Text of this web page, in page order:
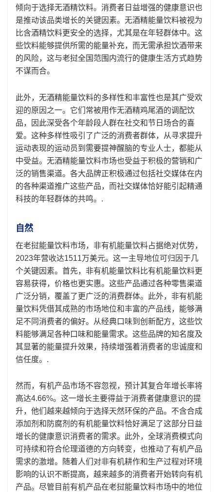
倾向于选择无酒精饮料。消费者日益增强的健康意识也
是推动该品类增长的关键因素。无酒精能量饮料被视为
比含酒精饮料更安全的选择，尤其是在年轻群体中。这
些饮料能够提供所需的能量补充，而无需承担饮酒带来
的风险，这与老挝全国范围内流行的健康生活方式趋势
不谋而合。
此外，无酒精能量饮料的多样性和丰富性也是其广受欢
迎的原因之一。它们常被用作无酒精鸡尾酒的调配饮
品，因此深受各个年龄段人群在社交和节日场合的喜
爱。这种多样性吸引了广泛的消费者群体，从寻求提升
运动表现的运动员到需要提神醒脑的专业人士，都能从
中受益。无酒精能量饮料市场也受益于积极的营销和广
泛的销售渠道。各大品牌正积极通过包括社交媒体在内
的各种渠道推广这些产品，而社交媒体恰好能引起精通
科技的年轻群体的共鸣。.
自然
在老挝能量饮料市场，非有机能量饮料占据绝对优势，
2023年营收达1511万美元。这一主导地位可归因于几
个关键因素。首先，非有机能量饮料比有机能量饮料更
容易获得，价格也更实惠。这些产品通过各种零售渠道
广泛分销，覆盖了更广泛的消费群体。此外，非有机能
量饮料凭借其成熟的市场地位和丰富的产品线，能够满
足不同消费者的偏好。从经典口味到创新配方，这些饮
料能够满足各种口味和能量需求。这些品牌的知名度及
其显著的能量提升效果，持续增强着消费者的忠诚度和
信任度。.
然而，有机产品市场不容忽视，预计其复合年增长率将
高达4.66%。这一增长主要得益于消费者健康意识的提
升，他们越来越倾向于选择天然环保的产品。不含合成
添加剂和防腐剂的有机能量饮料恰好满足了这部分日益
增长的健康意识消费者的需求。此外，全球消费模式向
可持续和符合伦理道德的方向转变，也推动了有机产品
需求的激增。随着人们对非有机耕作和生产过程对环境
影响的认识不断提高，越来越多的消费者开始转向有机
产品。尽管目前有机产品在老挝能量饮料市场中的地位